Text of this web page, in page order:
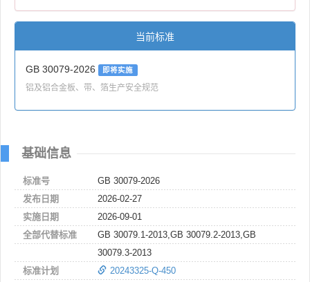
当前标准
GB 30079-2026 即将实施
铝及铝合金板、带、箔生产安全规范
基础信息
标准号
GB 30079-2026
发布日期
2026-02-27
实施日期
2026-09-01
全部代替标准
GB 30079.1-2013,GB 30079.2-2013,GB
30079.3-2013
标准计划
20243325-Q-450